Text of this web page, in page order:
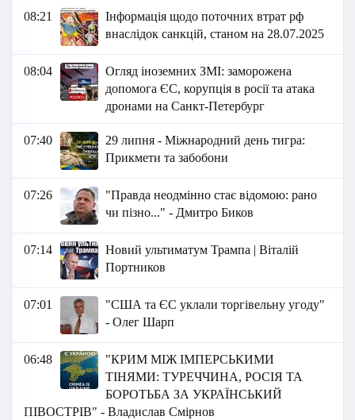
08:21
Інформація щодо поточних втрат рф
внаслідок санкцій, станом на 28.07.2025
08:04
Огляд іноземних ЗМІ: заморожена
допомога ЄС, корупція в росії та атака
дронами на Санкт-Петербург
07:40
29 липня - Міжнародний день тигра:
Прикмети та забобони
07:26
"Правда неодмінно стає відомою: рано
чи пізно..." - Дмитро Биков
07:14
Новий ультиматум Трампа | Віталій
Портников
07:01
"США та ЄС уклали торгівельну угоду"
- Олег Шарп
06:48
"КРИМ МІЖ ІМПЕРСЬКИМИ
ТІНЯМИ: ТУРЕЧЧИНА, РОСІЯ ТА
БОРОТЬБА ЗА УКРАЇНСЬКИЙ
ПІВОСТРІВ" - Владислав Смірнов